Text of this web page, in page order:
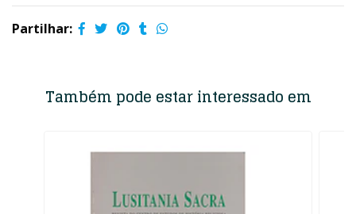
Partilhar:
Também pode estar interessado em